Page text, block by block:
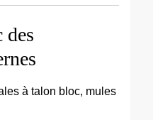
des
à talon bloc, mules